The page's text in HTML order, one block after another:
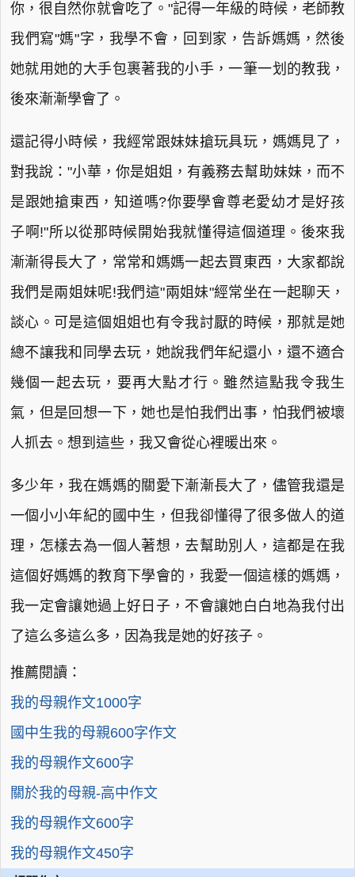
你，很自然你就會吃了。"記得一年級的時候，老師教
我們寫"媽"字，我學不會，回到家，告訴媽媽，然後
她就用她的大手包裹著我的小手，一筆一划的教我，
後來漸漸學會了。
還記得小時候，我經常跟妹妹搶玩具玩，媽媽見了，
對我說："小華，你是姐姐，有義務去幫助妹妹，而不
是跟她搶東西，知道嗎?你要學會尊老愛幼才是好孩
子啊!"所以從那時候開始我就懂得這個道理。後來我
漸漸得長大了，常常和媽媽一起去買東西，大家都說
我們是兩姐妹呢!我們這"兩姐妹"經常坐在一起聊天，
談心。可是這個姐姐也有令我討厭的時候，那就是她
總不讓我和同學去玩，她說我們年紀還小，還不適合
幾個一起去玩，要再大點才行。雖然這點我令我生
氣，但是回想一下，她也是怕我們出事，怕我們被壞
人抓去。想到這些，我又會從心裡暖出來。
多少年，我在媽媽的關愛下漸漸長大了，儘管我還是
一個小小年紀的國中生，但我卻懂得了很多做人的道
理，怎樣去為一個人著想，去幫助別人，這都是在我
這個好媽媽的教育下學會的，我愛一個這樣的媽媽，
我一定會讓她過上好日子，不會讓她白白地為我付出
了這么多這么多，因為我是她的好孩子。
推薦閱讀：
我的母親作文1000字
國中生我的母親600字作文
我的母親作文600字
關於我的母親-高中作文
我的母親作文600字
我的母親作文450字